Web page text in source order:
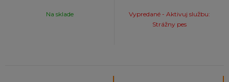
Na sklade
Vypredané - Aktivuj službu:
Strážny pes